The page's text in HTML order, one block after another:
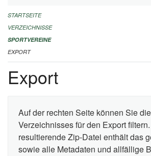
ALLGEMEINE INFORMATIONEN
FINANZIELLE UNTERSTÜTZUNG
KONTAKT
STARTSEITE
VERZEICHNISSE
SPORTVEREINE
EXPORT
Export
Auf der rechten Seite können Sie
Verzeichnisses für den Export
resultierende Zip-Datei enthält das
sowie alle Metadaten und allfällige